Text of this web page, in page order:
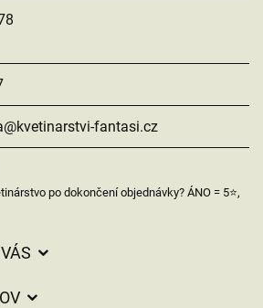
fantasi.cz
po dokončení objednávky? ÁNO = 5⭐,